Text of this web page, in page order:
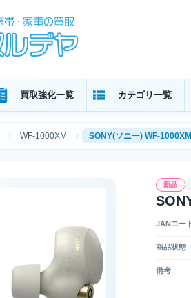
買取強化一覧 カテゴリ一覧
WF-1000XM
新品
JANコー
商品状態
備考